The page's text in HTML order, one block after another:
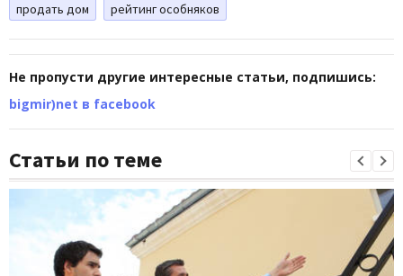
продать дом
рейтинг особняков
Не пропусти другие интересные статьи, подпишись:
bigmir)net в facebook
Статьи по теме